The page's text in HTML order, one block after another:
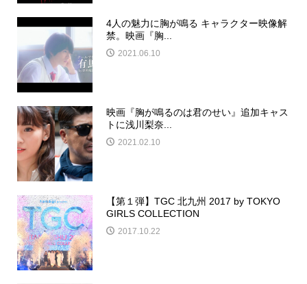
4人の魅力に胸が鳴る キャラクター映像解
禁。映画『胸...
2021.06.10
映画『胸が鳴るのは君のせい』追加キャス
トに浅川梨奈...
2021.02.10
【第１弾】TGC 北九州 2017 by TOKYO
GIRLS COLLECTION
2017.10.22